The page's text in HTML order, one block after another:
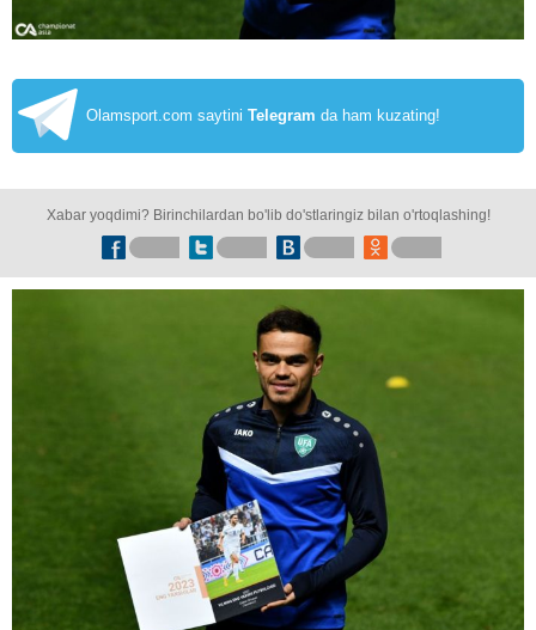
Olamsport.com saytini Telegram da ham kuzating!
Xabar yoqdimi? Birinchilardan bo'lib do'stlaringiz bilan o'rtoqlashing!